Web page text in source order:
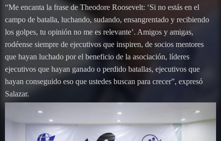
“Me encanta la frase de Theodore Roosevelt: ‘Si no estás en el
campo de batalla, luchando, sudando, ensangrentado y recibiendo
los golpes, tu opinión no me es relevante’. Amigos y amigas,
rodéense siempre de ejecutivos que inspiren, de socios mentores
que hayan luchado por el beneficio de la asociación, líderes
ejecutivos que hayan ganado o perdido batallas, ejecutivos que
hayan conseguido eso que ustedes buscan para crecer”, expresó
Salazar.